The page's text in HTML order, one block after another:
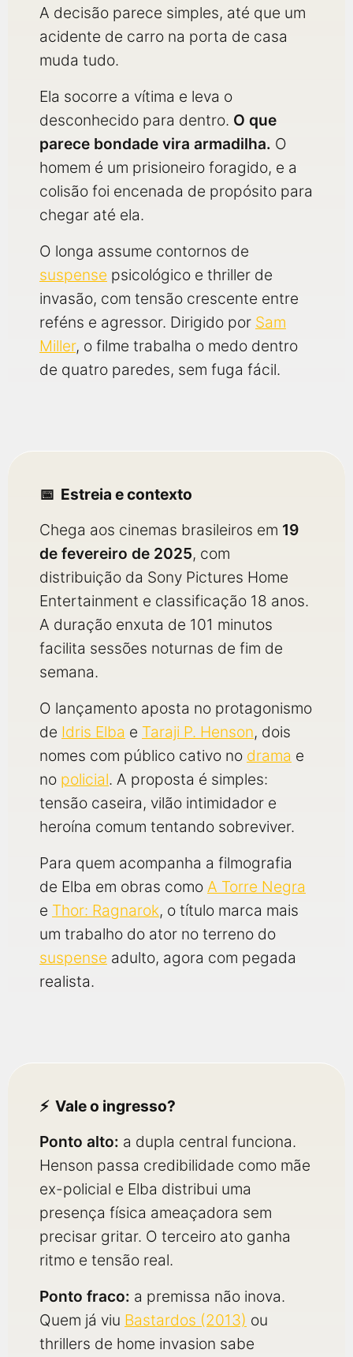
A decisão parece simples, até que um
acidente de carro na porta de casa
muda tudo.
Ela socorre a vítima e leva o
desconhecido para dentro. O que
parece bondade vira armadilha. O
homem é um prisioneiro foragido, e a
colisão foi encenada de propósito para
chegar até ela.
O longa assume contornos de
suspense psicológico e thriller de
invasão, com tensão crescente entre
reféns e agressor. Dirigido por Sam
Miller, o filme trabalha o medo dentro
de quatro paredes, sem fuga fácil.
Estreia e contexto
Chega aos cinemas brasileiros em 19
de fevereiro de 2025, com
distribuição da Sony Pictures Home
Entertainment e classificação 18 anos.
A duração enxuta de 101 minutos
facilita sessões noturnas de fim de
semana.
O lançamento aposta no protagonismo
de Idris Elba e Taraji P. Henson, dois
nomes com público cativo no drama e
no policial. A proposta é simples:
tensão caseira, vilão intimidador e
heroína comum tentando sobreviver.
Para quem acompanha a filmografia
de Elba em obras como A Torre Negra
e Thor: Ragnarok, o título marca mais
um trabalho do ator no terreno do
suspense adulto, agora com pegada
realista.
Vale o ingresso?
Ponto alto: a dupla central funciona.
Henson passa credibilidade como mãe
ex-policial e Elba distribui uma
presença física ameaçadora sem
precisar gritar. O terceiro ato ganha
ritmo e tensão real.
Ponto fraco: a premissa não inova.
Quem já viu Bastardos (2013) ou
thrillers de home invasion sabe